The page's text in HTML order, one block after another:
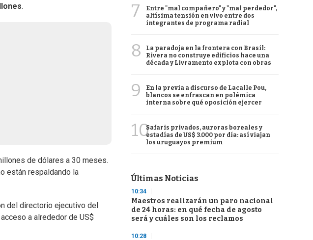
.
de dólares a 30 meses.
están respaldando la
del directorio ejecutivo del
a alrededor de US$
7
Entre "mal compañero" y "mal perdedor",
altísima tensión en vivo entre dos
integrantes de programa radial
8
La paradoja en la frontera con Brasil:
Rivera no construye edificios hace una
década y Livramento explota con obras
9
En la previa a discurso de Lacalle Pou,
blancos se enfrascan en polémica
interna sobre qué oposición ejercer
10Safaris privados, auroras boreales y
estadías de US$ 3.000 por día: así viajan
los uruguayos premium
Últimas Noticias
10:34
Maestros realizarán un paro nacional
de 24 horas: en qué fecha de agosto
será y cuáles son los reclamos
10:28